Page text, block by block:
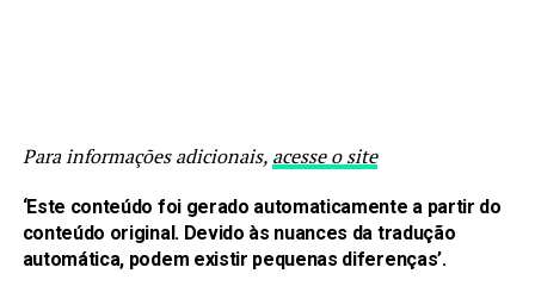
Para informações adicionais, acesse o site
‘Este conteúdo foi gerado automaticamente a partir do
conteúdo original. Devido às nuances da tradução
automática, podem existir pequenas diferenças’.